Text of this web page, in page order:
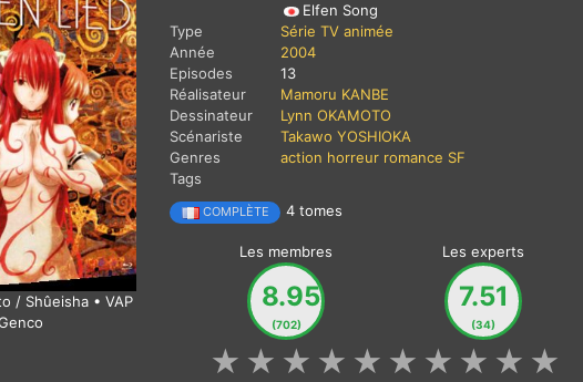
/ Shûeisha • VAP
Elfen Song
Type
Série TV animée
Année
2004
Episodes
13
Réalisateur
Mamoru KANBE
Dessinateur
Lynn OKAMOTO
Scénariste
Takawo YOSHIOKA
Genres
action horreur romance SF
Tags
COMPLÈTE 4 tomes
Les membres
8.95
(702)
Les experts
7.51
(34)
★
★
★
★
★
★
★
★
★
★